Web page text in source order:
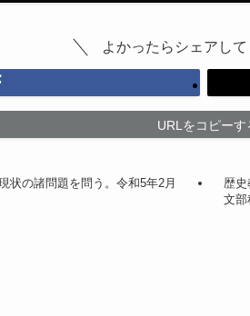
よかったらシェアし
URLをコピーす
状の諸問題を問う。令和5年2月
歴
文部